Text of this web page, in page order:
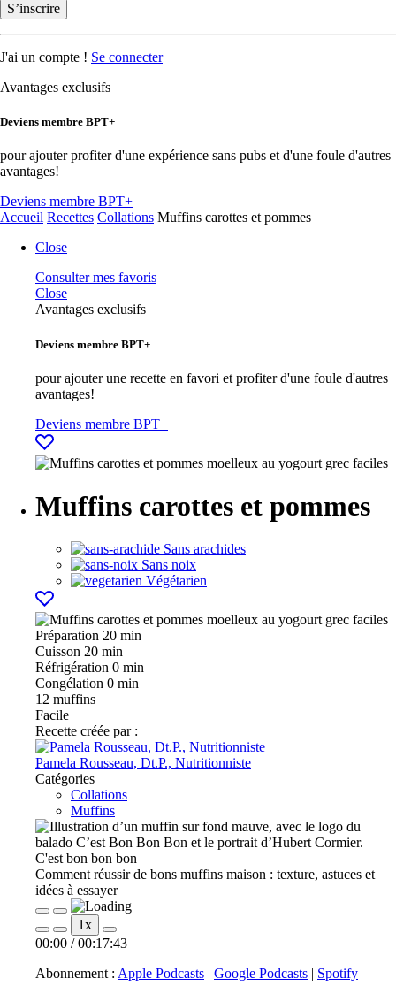
S’inscrire
J'ai un compte ! Se connecter
Avantages exclusifs
Deviens membre BPT+
pour ajouter profiter d'une expérience sans pubs et d'une foule d'autres
avantages!
Deviens membre BPT+
Accueil Recettes Collations Muffins carottes et pommes
Close
Consulter mes favoris
Close
Avantages exclusifs
Deviens membre BPT+
pour ajouter une recette en favori et profiter d'une foule d'autres
avantages!
Deviens membre BPT+
Muffins carottes et pommes
Sans arachides
Sans noix
Végétarien
Préparation 20 min
Cuisson 20 min
Réfrigération 0 min
Congélation 0 min
12 muffins
Facile
Recette créée par :
Pamela Rousseau, Dt.P., Nutritionniste
Catégories
Collations
Muffins
C'est bon bon bon
Comment réussir de bons muffins maison : texture, astuces et
idées à essayer
Play
Episode
Pause
Episode
1x
00:00 / 00:17:43
Abonnement : Apple Podcasts | Google Podcasts | Spotify